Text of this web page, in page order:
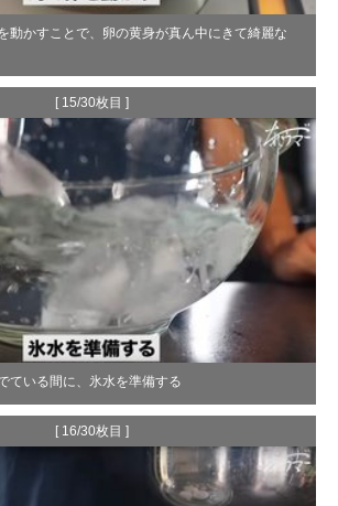
動かすことで、卵の黄身が真ん中にきて綺麗な
[ 15/30枚目 ]
ている間に、氷水を準備する
[ 16/30枚目 ]